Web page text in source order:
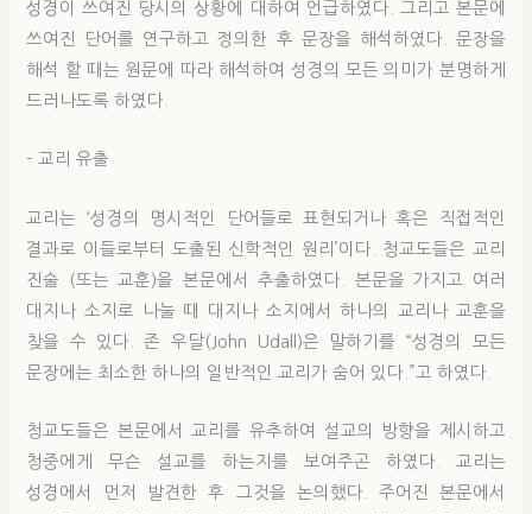
성경이 쓰여진 당시의 상황에 대하여 언급하였다. 그리고 본문에
쓰여진 단어를 연구하고 정의한 후 문장을 해석하였다. 문장을
해석 할 때는 원문에 따라 해석하여 성경의 모든 의미가 분명하게
드러나도록 하였다.
– 교리 유출
교리는 ‘성경의 명시적인 단어들로 표현되거나 혹은 직접적인
결과로 이들로부터 도출된 신학적인 원리’이다. 청교도들은 교리
진술 (또는 교훈)을 본문에서 추출하였다. 본문을 가지고 여러
대지나 소지로 나눌 때 대지나 소지에서 하나의 교리나 교훈을
찾을 수 있다. 존 우달(John Udall)은 말하기를 “성경의 모든
문장에는 최소한 하나의 일반적인 교리가 숨어 있다.”고 하였다.
청교도들은 본문에서 교리를 유추하여 설교의 방향을 제시하고
청중에게 무슨 설교를 하는지를 보여주곤 하였다. 교리는
성경에서 먼저 발견한 후 그것을 논의했다. 주어진 본문에서